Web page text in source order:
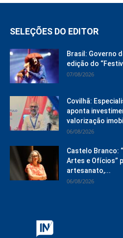
SELEÇÕES DO EDITOR
Brasil: Governo
edição do
07/08/2026
Covilhã:
aponta
valorização
06/08/2026
Castelo Branco:
Artes e Ofícios”
artesanato,...
06/08/2026